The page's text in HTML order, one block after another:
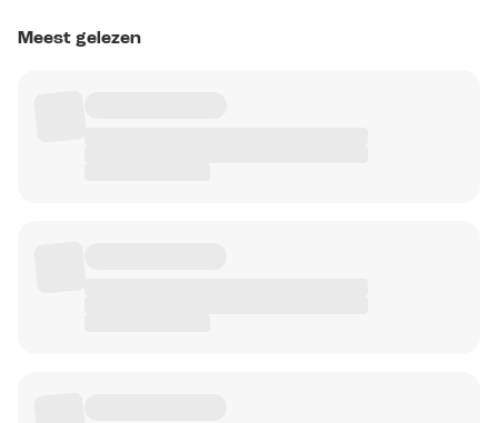
Meest gelezen